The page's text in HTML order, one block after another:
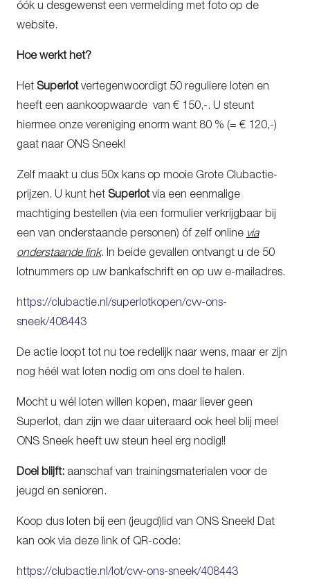
óók u desgewenst een vermelding met foto op de
website.
Hoe werkt het?
Het Superlotvertegenwoordigt 50 reguliere loten en
heeft een aankoopwaarde van € 150,-. U steunt
hiermee onze vereniging enorm want 80 % (= € 120,-)
gaat naar ONS Sneek!
Zelf maakt u dus 50x kans op mooie Grote Clubactie-
prijzen. U kunt het Superlotvia een eenmalige
machtiging bestellen (via een formulier verkrijgbaar bij
een van onderstaande personen) óf zelf online via
onderstaande link. In beide gevallen ontvangt u de 50
lotnummers op uw bankafschrift en op uw e-mailadres.
https://clubactie.nl/superlotkopen/cvv-ons-
sneek/408443
De actie loopt tot nu toe redelijk naar wens, maar er zijn
nog héél wat loten nodig om ons doel te halen.
Mocht u wél loten willen kopen, maar liever geen
Superlot, dan zijn we daar uiteraard ook heel blij mee!
ONS Sneek heeft uw steun heel erg nodig!!
Doel blijft: aanschaf van trainingsmaterialen voor de
jeugd en senioren.
Koop dus loten bij een (jeugd)lid van ONS Sneek! Dat
kan ook via deze link of QR-code:
https://clubactie.nl/lot/cvv-ons-sneek/408443